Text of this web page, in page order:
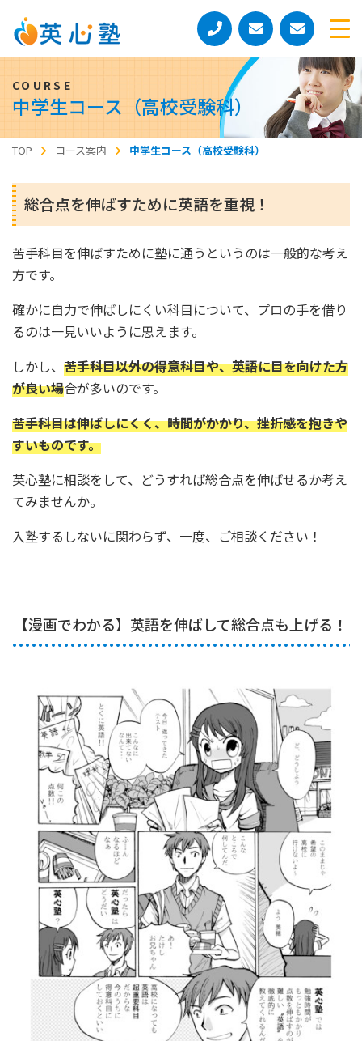
中学生コース（高校受験科）
TOP コース案内 中学生コース（高校受験科）
総合点を伸ばすために英語を重視！
苦手科目を伸ばすために塾に通うというのは一般的な考え
方です。
確かに自力で伸ばしにくい科目について、プロの手を借り
るのは一見いいように思えます。
しかし、 苦手科目以外の得意科目や、英語に目を向けた方
が良い場合が多いのです。
苦手科目は伸ばしにくく、時間がかかり、挫折感を抱きや
すいものです。
英心塾に相談をして、どうすれば総合点を伸ばせるか考え
てみませんか。
入塾するしないに関わらず、一度、ご相談ください！
【漫画でわかる】英語を伸ばして総合点も上げる！